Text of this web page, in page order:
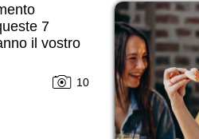
7
il vostro
10